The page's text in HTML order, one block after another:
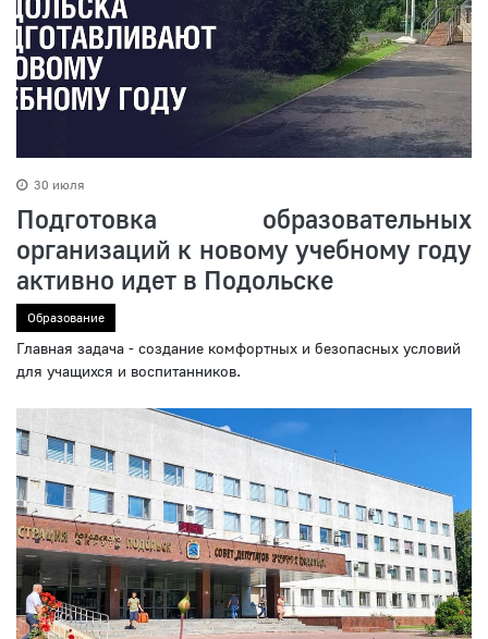
30 июля
Подготовка образовательных
организаций к новому учебному году
активно идет в Подольске
Образование
Главная задача - создание комфортных и безопасных условий
для учащихся и воспитанников.